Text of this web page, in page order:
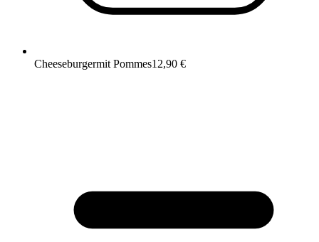
Cheeseburgermit Pommes12,90 €